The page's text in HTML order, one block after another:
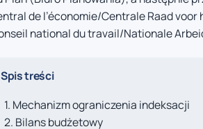
de l’économie/Centrale Raad
national du travail/Nationale
Spis treści
Mechanizm ograniczenia indeksacji
Bilans budżetowy